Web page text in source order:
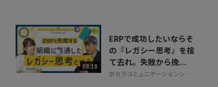
08:18
ERPで成功したいならそ
の『レガシー思考』を捨
て去れ。失敗から挽...
京セラコミュニケーションシス